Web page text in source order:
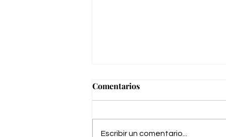
Comentarios
Escribir un comentario...